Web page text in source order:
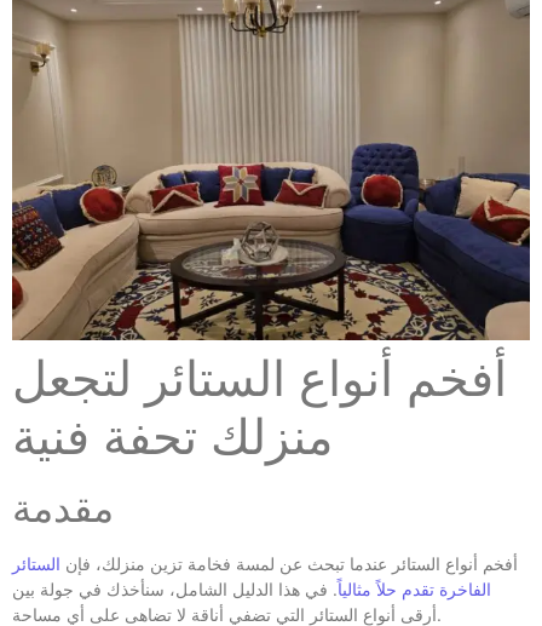
أفخم أنواع الستائر لتجعل
منزلك تحفة فنية
مقدمة
أفخم أنواع الستائر عندما تبحث عن لمسة فخامة تزين منزلك، فإن الستائر
الفاخرة تقدم حلاً مثالياً. في هذا الدليل الشامل، سنأخذك في جولة بين
أرقى أنواع الستائر التي تضفي أناقة لا تضاهى على أي مساحة.